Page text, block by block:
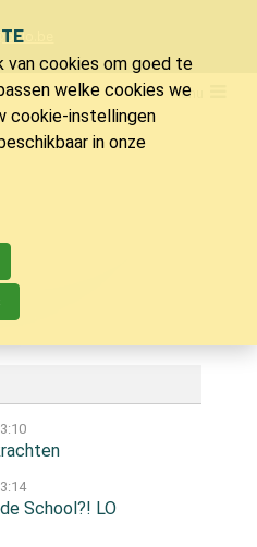
mailadres:
Menu
School?! LO
LO & sport
van cookies om goed te
welke cookies we
cookie-instellingen
in onze